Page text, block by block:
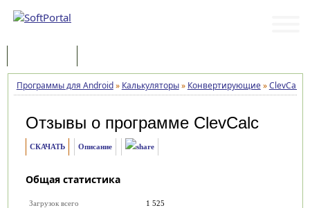
Программы для Android» Калькуляторы» Конвертирующие»ClevCalc
Отзывы о программе ClevCalc
СКАЧАТЬ Описание
Общая статистика
Загрузок всего
1 525